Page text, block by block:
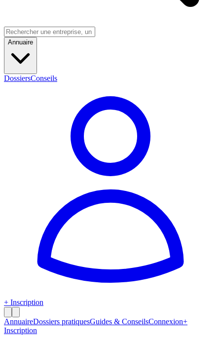
Annuaire
DossiersConseils
+ Inscription
AnnuaireDossiers pratiquesGuides & ConseilsConnexion+
Inscription